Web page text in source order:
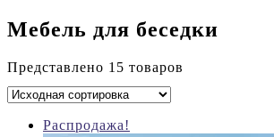
Мебель для беседки
Представлено 15 товаров
Распродажа!